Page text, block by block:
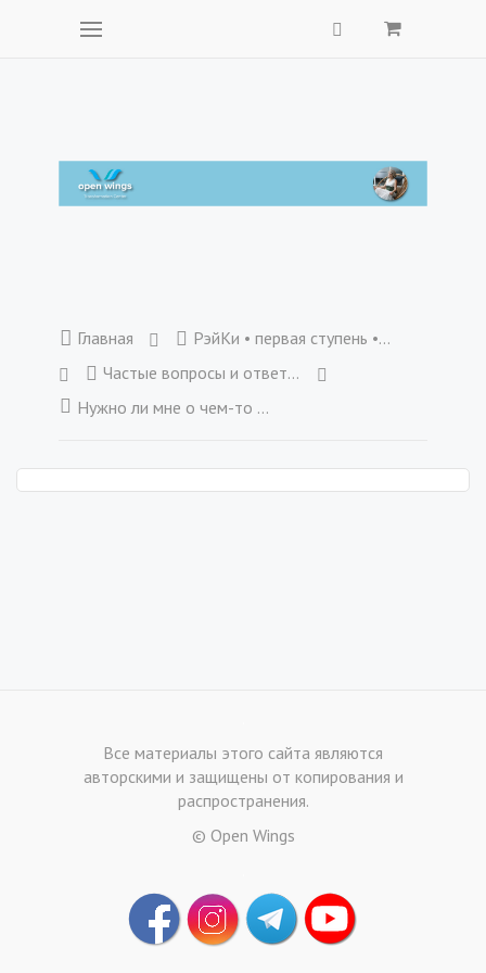
Главная
РэйКи • первая ступень • учебные материалы
Частые вопросы и ответы • первая ступень
Нужно ли мне о чем-то специально думать во время сеанса?
Все материалы этого сайта являются
авторскими и защищены от копирования и
распространения.
© Open Wings